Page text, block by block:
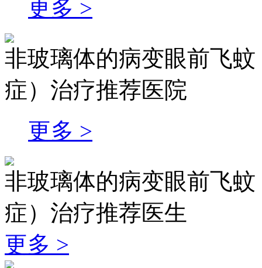
更多 >
非玻璃体的病变眼前飞
症）治疗推荐医院
更多 >
非玻璃体的病变眼前飞
症）治疗推荐医生
更多 >